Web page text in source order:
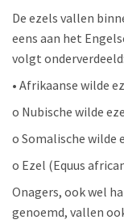
De ezels vallen
eens aan het
volgt onderverdeeld:
• Afrikaanse wilde
o Nubische wilde
o Somalische wilde
o Ezel (Equus
Onagers, ook wel
genoemd, vallen